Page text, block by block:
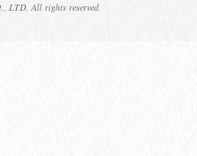
LTD. All rights reserved.